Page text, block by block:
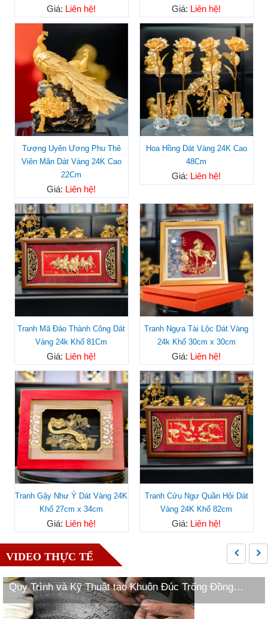
Giá: Liên hệ! Giá: Liên hệ!
Tượng Uyên Ương Phu Thê
Viên Mãn Dát Vàng 24K Cao
22Cm
Giá: Liên hệ!
Hoa Hồng Dát Vàng 24K Cao
48Cm
Giá: Liên hệ!
Tranh Mã Đáo Thành Công Dát
Vàng 24k Khổ 81Cm
Giá: Liên hệ!
Tranh Ngựa Tài Lộc Dát Vàng
24k Khổ 30cm x 30cm
Giá: Liên hệ!
Tranh Gậy Như Ý Dát Vàng 24K
Khổ 27cm x 34cm
Giá: Liên hệ!
Tranh Cửu Ngư Quần Hội Dát
Vàng 24K Khổ 82cm
Giá: Liên hệ!
VIDEO THỰC TẾ
Quy Trình và Kỹ Thuật tạo Khuôn Đúc Trống Đồng
Ngọc Lũ